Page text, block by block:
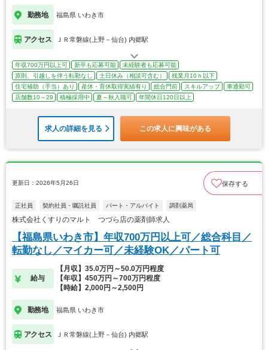
勤務地 福島県 いわき市
アクセス ＪＲ常磐線(上野－仙台) 内郷駅
年収700万円以上可 新卒も応募可能
未経験者も応募可能
原則、引越しを伴う転勤なし
土日休み（相談可含む）
残業月10ｈ以下
住宅補助（手当）あり
産休・育休取得実績有り 総合門前 スキルアップ
車通勤可
店舗数10～29
積極採用中 夏～秋入職可 年間休日120日以上
求人の詳細を見る この求人に興味がある
更新日：2026年5月26日 保存する
正社員 契約社員・嘱託社員 パート・アルバイト 調剤薬局
株式会社くすりのマルト つづら店の薬剤師求人
【福島県いわき市】年収700万円以上可／総合科目／
転勤なし／マイカー可／未経験OK／パート可
給与
【月収】35.0万円～50.0万円程度
【年収】450万円～700万円程度
【時給】2,000円～2,500円
勤務地 福島県 いわき市
アクセス ＪＲ常磐線(上野－仙台) 内郷駅